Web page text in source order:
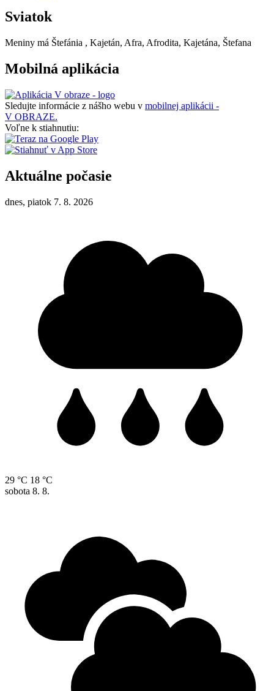
Sviatok
Meniny má Štefánia , Kajetán, Afra, Afrodita, Kajetána, Štefana
Mobilná aplikácia
Sledujte informácie z nášho webu v mobilnej aplikácii -
V OBRAZE.
Voľne k stiahnutiu:
Aktuálne počasie
dnes, piatok 7. 8. 2026
29 °C 18 °C
sobota 8. 8.